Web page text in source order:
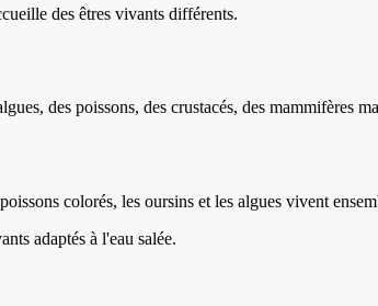
des êtres vivants différents.
des poissons, des crustacés, des mammifères
colorés, les oursins et les algues vivent
adaptés à l'eau salée.